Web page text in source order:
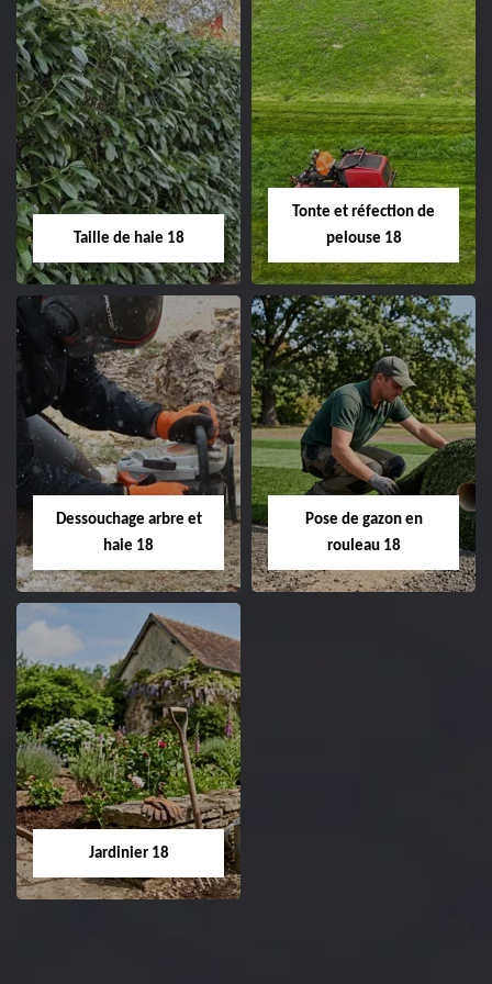
02.52.56.49.40
Elagage d'arbre 18
Entreprise élagage
d'arbre 18 Cher tel:
02.52.56.49.40
Abattage d'arbres
18
Entreprise abattage
Taille de haie 18
Taille de haie 18
Entreprise taille de haie
18 Cher tel:
02.52.56.49.40
Tonte et réfection de
pelouse 18
Tonte et réfection
de pelouse 18
Entreprise tonte et
Cher tel: 02.52.56.49.40
Dessouchage arbre et
haie 18
Dessouchage arbre
et haie 18
Entreprise dessouchage
arbre et haie 18 Cher
Pose de gazon en
rouleau 18
Jardinier 18